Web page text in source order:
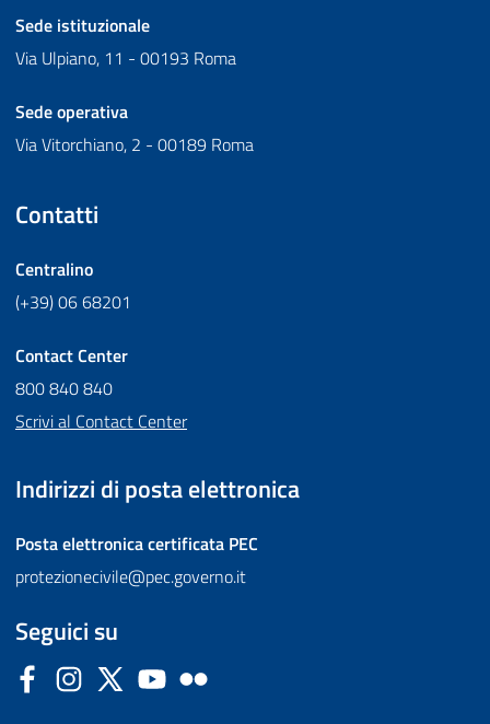
Sede istituzionale
Via Ulpiano, 11 - 00193 Roma
Sede operativa
Via Vitorchiano, 2 - 00189 Roma
Contatti
Centralino
(+39) 06 68201
Contact Center
800 840 840
Scrivi al Contact Center
Indirizzi di posta elettronica
Posta elettronica certificata PEC
protezionecivile@pec.governo.it
Seguici su
FacebookInstagram
Twitter YouTube